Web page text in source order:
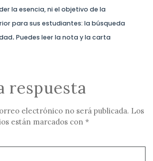
la esencia, ni el objetivo de la
para sus estudiantes: la búsqueda
. Puedes leer la nota y la carta
respuesta
electrónico no será publicada. Los
están marcados con *